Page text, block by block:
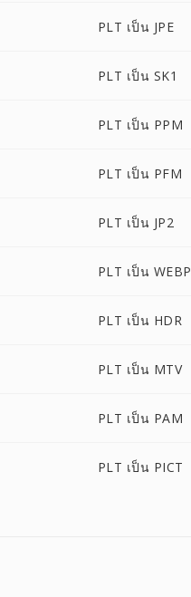
PLT เป็น JPE
PLT เป็น SK1
PLT เป็น PPM
PLT เป็น PFM
PLT เป็น JP2
PLT เป็น WEBP
PLT เป็น HDR
PLT เป็น MTV
PLT เป็น PAM
PLT เป็น PICT